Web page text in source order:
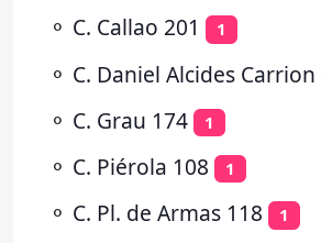
⚬ C. Callao 201 1
⚬ C. Daniel Alcides Carrion
⚬ C. Grau 174 1
⚬ C. Piérola 108 1
⚬ C. Pl. de Armas 118 1